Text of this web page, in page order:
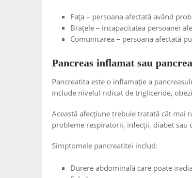
Fața – persoana afectată având
Brațele – incapacitatea persoanei
Comunicarea – persoana afectată
Pancreas inflamat sau
Pancreatita este o inflamație a
include nivelul ridicat de trigliceride,
Această afecțiune trebuie tratată cât mai
probleme respiratorii, infecții, diabet sau
Simptomele pancreatitei includ:
Durere abdominală care poate